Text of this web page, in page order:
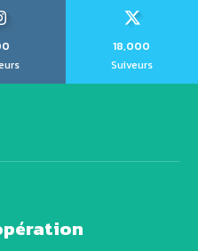
18,000
Suiveurs